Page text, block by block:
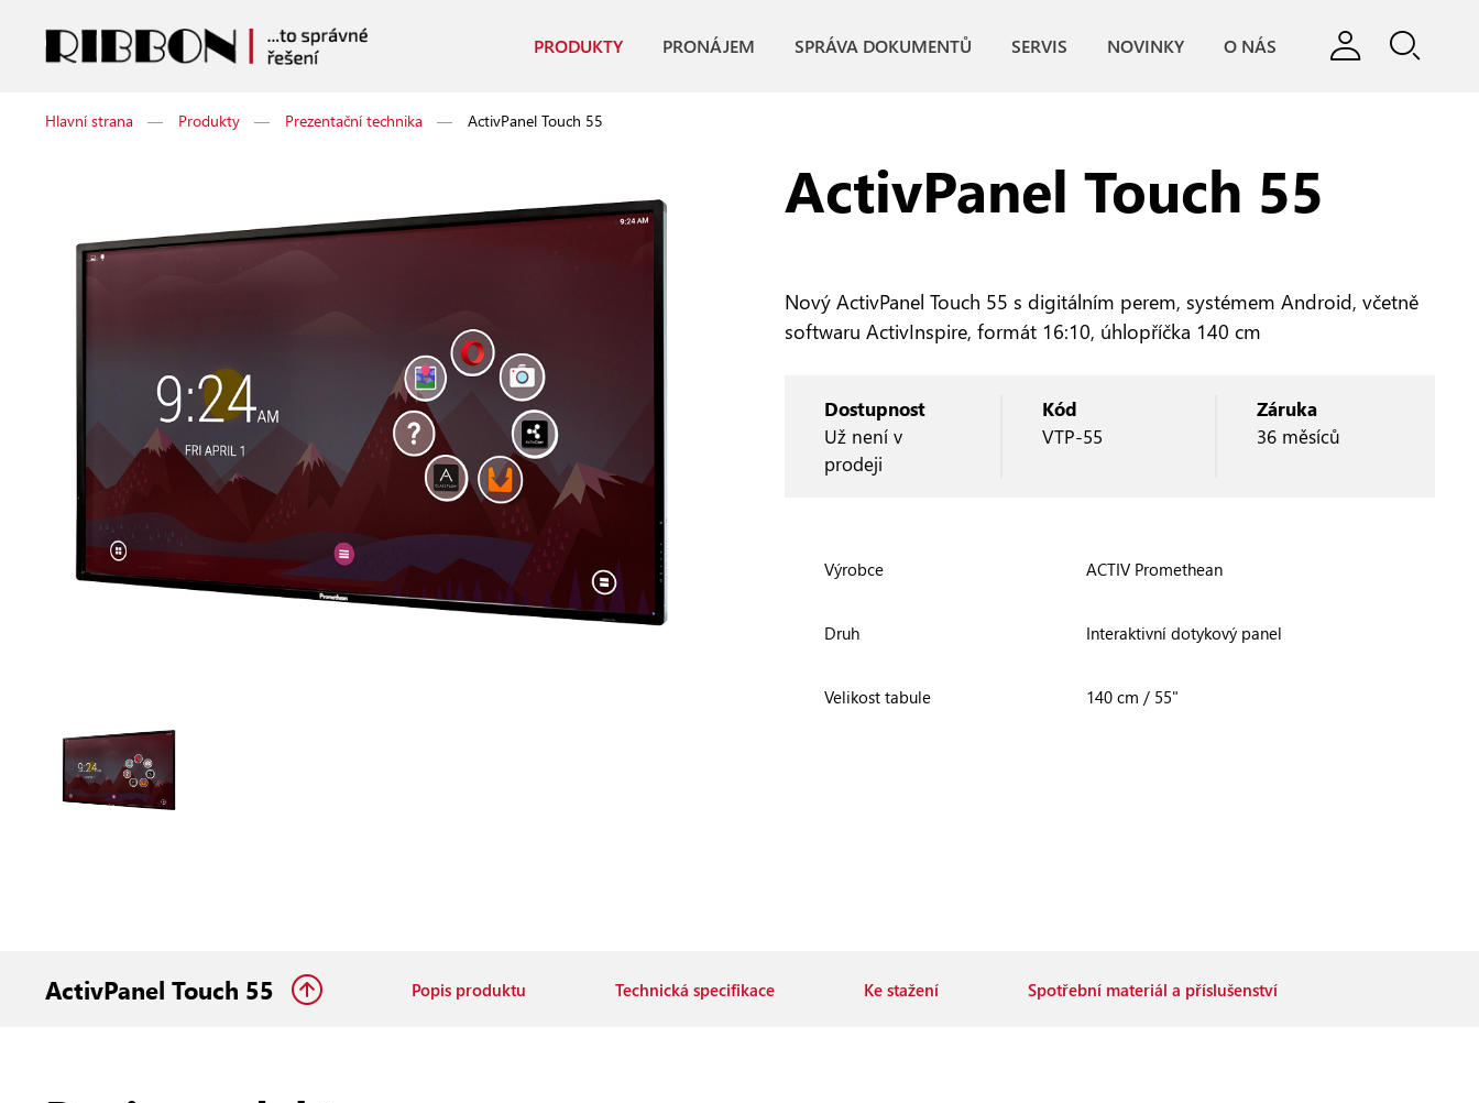
PRODUKTY PRONÁJEM SPRÁVA DOKUMENTŮ SERVIS NOVINKY O NÁS
Hlavní strana — Produkty — Prezentační technika — ActivPanel Touch 55
ActivPanel Touch 55
Nový ActivPanel Touch 55 s digitálním perem, systémem Android, včetně
softwaru ActivInspire, formát 16:10, úhlopříčka 140 cm
Dostupnost
Už není v
prodeji
Kód
VTP-55
Záruka
36 měsíců
Výrobce ACTIV Promethean
Druh Interaktivní dotykový panel
Velikost tabule 140 cm / 55"
ActivPanel Touch 55 Popis produktu Technická specifikace Ke stažení Spotřební materiál a příslušenství